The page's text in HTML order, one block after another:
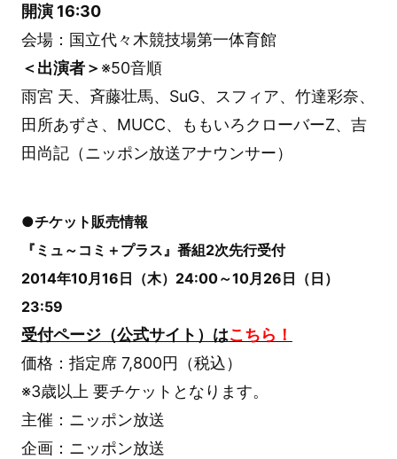
開演 16:30
会場：国立代々木競技場第一体育館
＜出演者＞※50音順
雨宮 天、斉藤壮馬、SuG、スフィア、竹達彩奈、
田所あずさ、MUCC、ももいろクローバーZ、吉
田尚記（ニッポン放送アナウンサー）
●チケット販売情報
『ミュ～コミ＋プラス』番組2次先行受付
2014年10月16日（木）24:00～10月26日（日）
23:59
受付ページ（公式サイト）はこちら！
価格：指定席 7,800円（税込）
※3歳以上 要チケットとなります。
主催：ニッポン放送
企画：ニッポン放送